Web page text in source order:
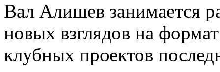
Вал Алишев занимается
новых взглядов на
клубных проектов